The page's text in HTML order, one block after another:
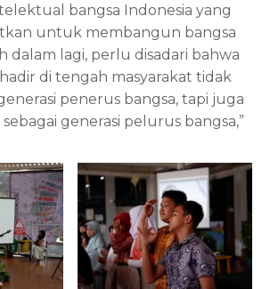
bangsa Indonesia yang
untuk membangun bangsa
dalam lagi, perlu disadari bahwa
di tengah masyarakat tidak
penerus bangsa, tapi juga
generasi pelurus bangsa,”